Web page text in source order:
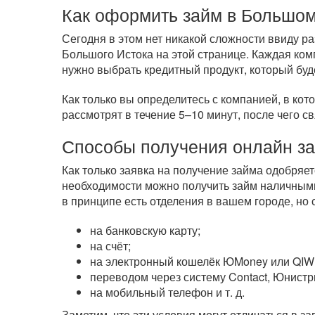
Как оформить займ в
Сегодня в этом нет никакой сложности ввиду
Большого Истока на этой странице. Каждая
нужно выбрать кредитный продукт, который
Как только вы определитесь с компанией, в
рассмотрят в течение 5–10 минут, после чего
Способы получения онлайн
Как только заявка на получение займа
необходимости можно получить займ
в принципе есть отделения в вашем городе,
на банковскую карту;
на счёт;
на электронный кошелёк ЮMoney или
переводом через систему Contact,
на мобильный телефон и т. д.